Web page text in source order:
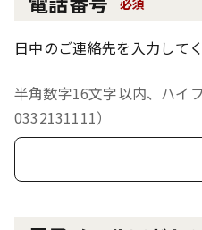
必須
日中のご連絡先を入力して
半角数字16文字以内、ハイ
0332131111）